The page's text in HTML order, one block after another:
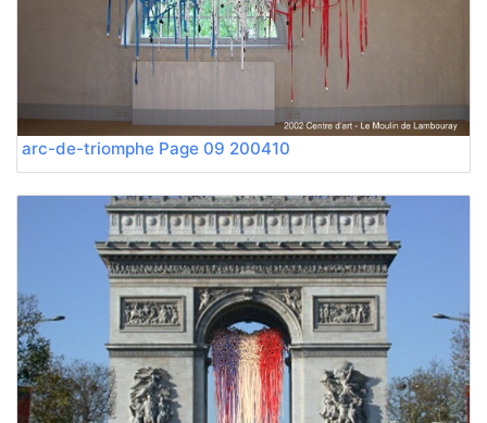
200410 arc-de-triomphe Page 09